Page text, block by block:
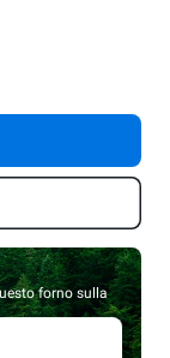
forno sulla